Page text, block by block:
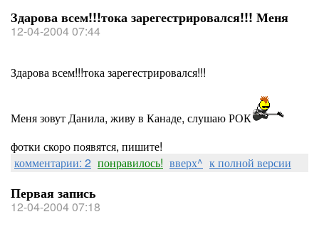
Здарова всем!!!тока зарегестрировался!!! Меня
12-04-2004 07:44
Здарова всем!!!тока зарегестрировался!!!
Меня зовут Данила, живу в Канаде, слушаю РОК
фотки скоро появятся, пишите!
комментарии: 2 понравилось! вверх^ к полной версии
Первая запись
12-04-2004 07:18